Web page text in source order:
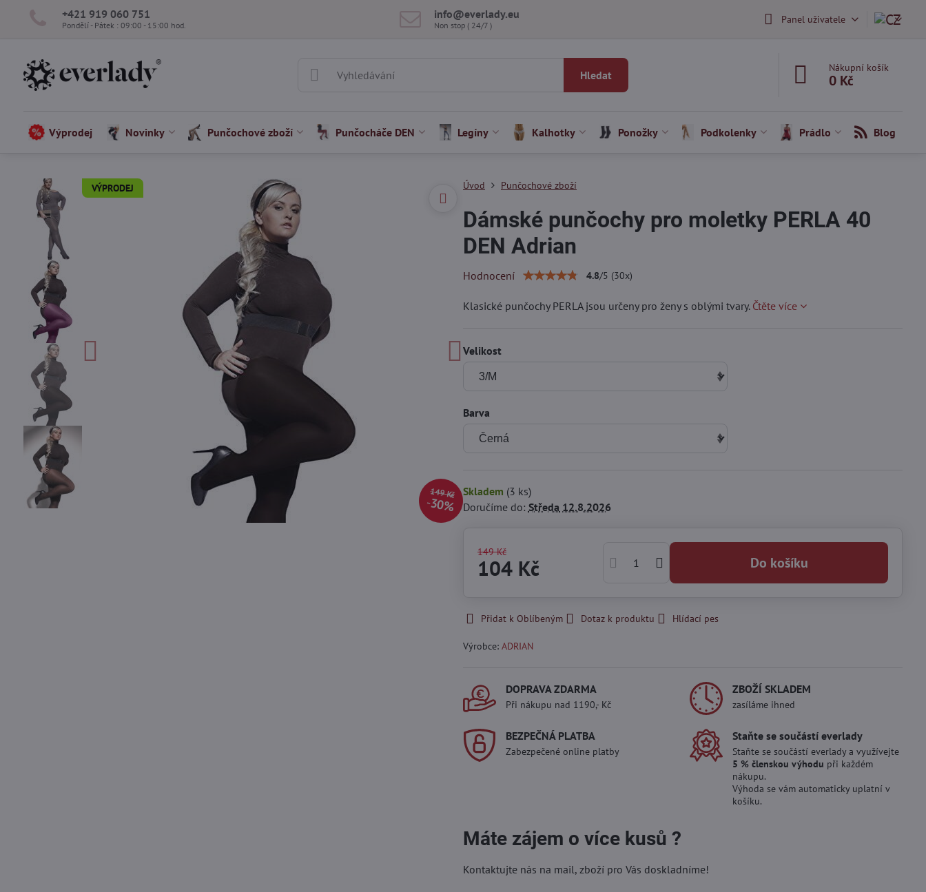
+421 919 060 751
Pondělí - Pátek : 09:00 - 15:00 hod.
info​@everlady​.eu
Non stop ( 24/7 ) Panel uživatele
Hledat
Nákupní košík
0 Kč
Výprodej Novinky Punčochové zboží Punčocháče DEN Legíny Kalhotky Ponožky Podkolenky Prádlo Blog
VÝPRODEJ
149 Kč
30%
Úvod Punčochové zboží
Dámské punčochy pro moletky PERLA 40
DEN Adrian
Hodnocení 4.8/5 (30x)
Klasické punčochy PERLA jsou určeny pro ženy s oblými tvary. Čtěte více
Velikost
Barva
Skladem (3 ks)
Doručíme do: Středa 12.8.2026
149 Kč
104 Kč Do košíku
Přidat k Oblíbeným Dotaz k produktu Hlídací pes
Výrobce: ADRIAN
DOPRAVA ZDARMA
Při nákupu nad 1190,- Kč
ZBOŽÍ SKLADEM
zasíláme ihned
BEZPEČNÁ PLATBA
Zabezpečené online platby
Staňte se součástí everlady
Staňte se součástí everlady a využívejte
5 % členskou výhodu při každém
nákupu.
Výhoda se vám automaticky uplatní v
košíku.
Máte zájem o více kusů ?
Kontaktujte nás na mail, zboží pro Vás doskladníme!